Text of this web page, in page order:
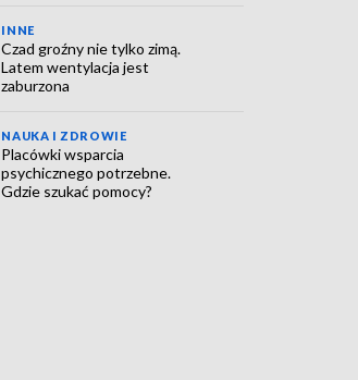
INNE
Czad groźny nie tylko zimą.
Latem wentylacja jest
zaburzona
NAUKA I ZDROWIE
Placówki wsparcia
psychicznego potrzebne.
Gdzie szukać pomocy?